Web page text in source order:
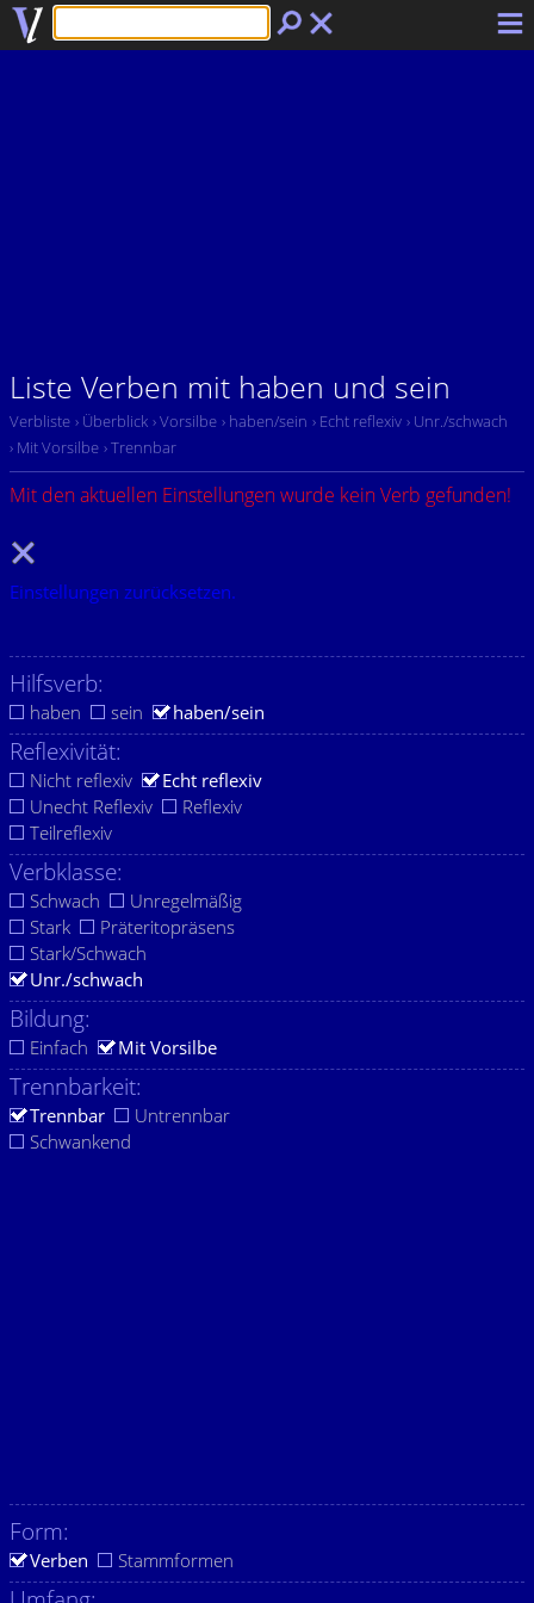
Liste Verben mit haben und sein
Verbliste › Überblick › Vorsilbe › haben/sein › Echt reflexiv › Unr./schwach
› Mit Vorsilbe › Trennbar
Mit den aktuellen Einstellungen wurde kein Verb gefunden!
Einstellungen zurücksetzen.
Hilfsverb:
haben sein haben/sein
Reflexivität:
Nicht reflexiv
Echt reflexiv
Unecht Reflexiv
Reflexiv
Teilreflexiv
Verbklasse:
Schwach
Unregelmäßig
Stark
Präteritopräsens
Stark/Schwach
Unr./schwach
Bildung:
Einfach Mit Vorsilbe
Trennbarkeit:
Trennbar
Untrennbar
Schwankend
Form:
Verben Stammformen